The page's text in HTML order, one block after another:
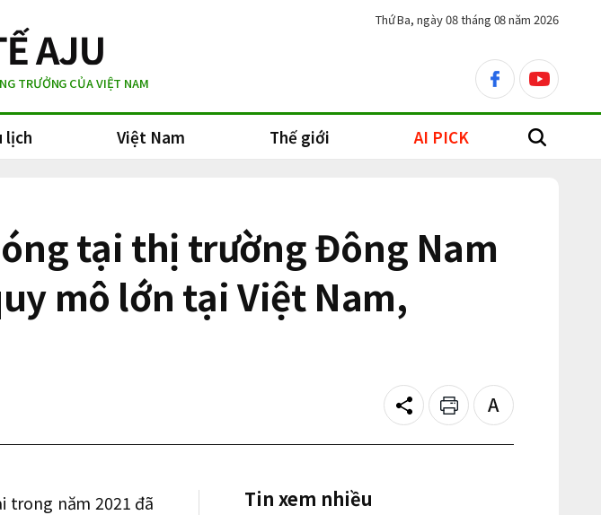
TRƯỞNG CỦA VIỆT NAM
facebookyoutube
Thứ Ba, ngày 08 tháng 08 năm 2026
lịch Việt Nam Thế giới AI PICK search
tại thị trường Đông Nam
mô lớn tại Việt Nam,
Share Print
Text
size
trong năm 2021 đã
Tin xem nhiều